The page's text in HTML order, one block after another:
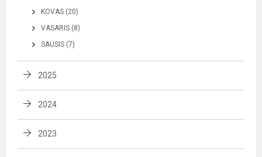
KOVAS (20)
VASARIS (8)
SAUSIS (7)
2025
2024
2023